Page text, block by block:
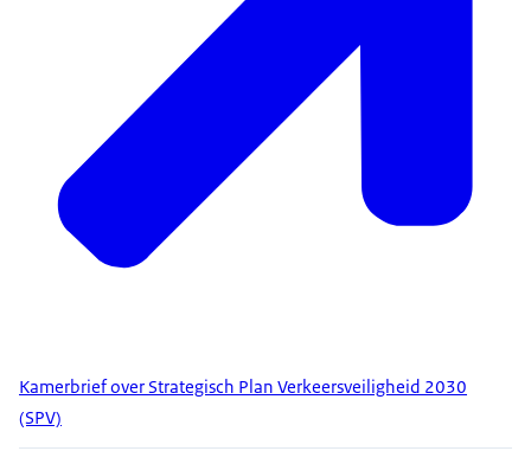
Kamerbrief over Strategisch Plan Verkeersveiligheid 2030
(SPV)